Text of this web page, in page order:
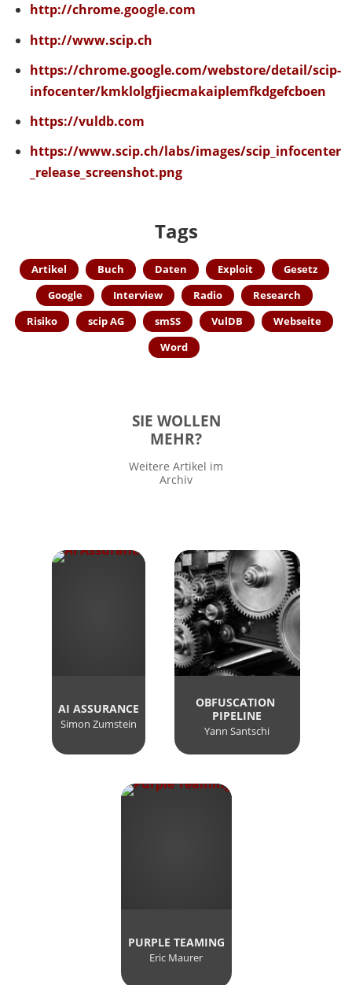
http://chrome.google.com
http://www.scip.ch
https://chrome.google.com/webstore/detail/scip-
infocenter/kmklolgfjiecmakaiplemfkdgefcboen
https://vuldb.com
https://www.scip.ch/labs/images/scip_infocenter
_release_screenshot.png
Tags
Artikel Buch Daten Exploit
Gesetz
Google
Interview Radio
Research
Risiko
scip AG smSS VulDB
Webseite
Word
SIE WOLLEN
MEHR?
Weitere Artikel im
Archiv
AI ASSURANCE
Simon Zumstein
OBFUSCATION
PIPELINE
Yann Santschi
PURPLE TEAMING
Eric Maurer